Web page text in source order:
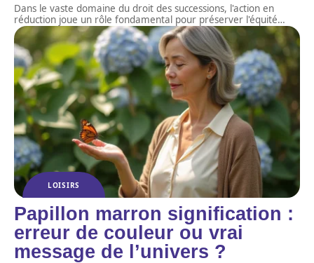
Dans le vaste domaine du droit des successions, l'action en
réduction joue un rôle fondamental pour préserver l'équité…
LOISIRS
Papillon marron signification :
erreur de couleur ou vrai
message de l’univers ?